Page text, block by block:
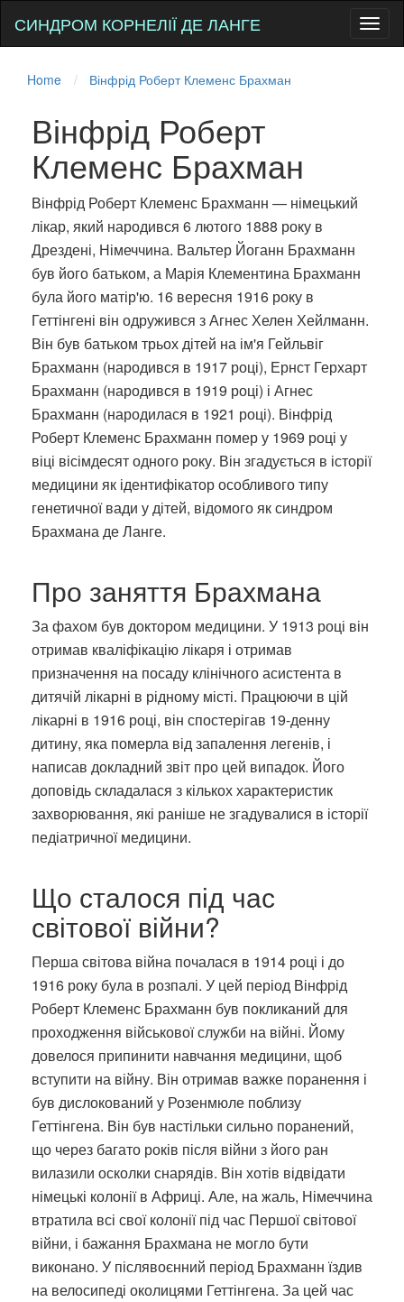
СИНДРОМ КОРНЕЛІЇ ДЕ ЛАНГЕ
Home Вінфрід Роберт Клеменс Брахман
Вінфрід Роберт
Клеменс Брахман
Вінфрід Роберт Клеменс Брахманн — німецький
лікар, який народився 6 лютого 1888 року в
Дрездені, Німеччина. Вальтер Йоганн Брахманн
був його батьком, а Марія Клементина Брахманн
була його матір'ю. 16 вересня 1916 року в
Геттінгені він одружився з Агнес Хелен Хейлманн.
Він був батьком трьох дітей на ім'я Гейльвіг
Брахманн (народився в 1917 році), Ернст Герхарт
Брахманн (народився в 1919 році) і Агнес
Брахманн (народилася в 1921 році). Вінфрід
Роберт Клеменс Брахманн помер у 1969 році у
віці вісімдесят одного року. Він згадується в історії
медицини як ідентифікатор особливого типу
генетичної вади у дітей, відомого як синдром
Брахмана де Ланге.
Про заняття Брахмана
За фахом був доктором медицини. У 1913 році він
отримав кваліфікацію лікаря і отримав
призначення на посаду клінічного асистента в
дитячій лікарні в рідному місті. Працюючи в цій
лікарні в 1916 році, він спостерігав 19-денну
дитину, яка померла від запалення легенів, і
написав докладний звіт про цей випадок. Його
доповідь складалася з кількох характеристик
захворювання, які раніше не згадувалися в історії
педіатричної медицини.
Що сталося під час
світової війни?
Перша світова війна почалася в 1914 році і до
1916 року була в розпалі. У цей період Вінфрід
Роберт Клеменс Брахманн був покликаний для
проходження військової служби на війні. Йому
довелося припинити навчання медицини, щоб
вступити на війну. Він отримав важке поранення і
був дислокований у Розенмюле поблизу
Геттінгена. Він був настільки сильно поранений,
що через багато років після війни з його ран
вилазили осколки снарядів. Він хотів відвідати
німецькі колонії в Африці. Але, на жаль, Німеччина
втратила всі свої колонії під час Першої світової
війни, і бажання Брахмана не могло бути
виконано. У післявоєнний період Брахманн їздив
на велосипеді околицями Геттінгена. За цей час